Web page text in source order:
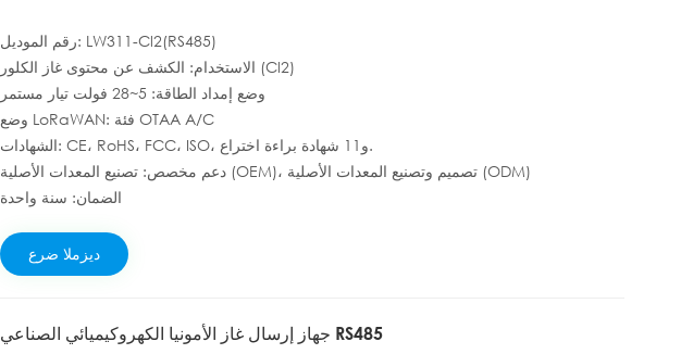
الكلور في مجالات السلامة الصناعية، والمراقبة البيئية، والإنتاج الصناعي، وغيرها. يعتمد هذا الجهاز
على مصدر طاقة تيار مستمر بجهد واسع 50-28 فولت، ومخرج إشارة 485، وبروتوكول اتصال
ModBus RTU قياسي، ويمكنه تعيين عنوان ModBus، ويمكنه تغيير معدل الباود، ويبلغ مدى الاتصال
2000 متر.
رقم الموديل: LW311-Cl2(RS485)
الاستخدام: الكشف عن محتوى غاز الكلور (Cl2)
وضع إمداد الطاقة: 5~28 فولت تيار مستمر
وضع LoRaWAN: فئة OTAA A/C
الشهادات: CE، RoHS، FCC، ISO، و11 شهادة براءة اختراع.
دعم مخصص: تصنيع المعدات الأصلية (OEM)، تصميم وتصنيع المعدات الأصلية (ODM)
الضمان: سنة واحدة
ديزملا ضرع
جهاز إرسال غاز الأمونيا الكهروكيميائي الصناعي RS485